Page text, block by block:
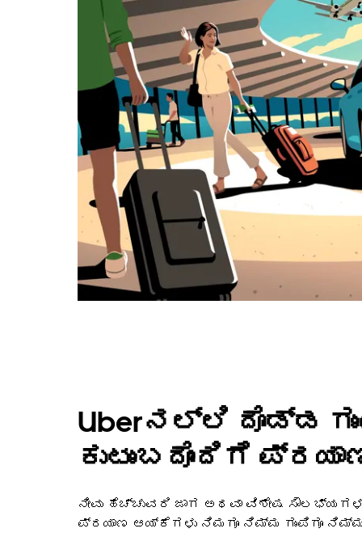
Uberನಲ್ಲಿ ದೊಡ್ಡ
ಕುಟುಂಬದೊಂದಿಗೆ
ನೀವು ಹೆಚ್ಚುವರಿ ಜಾಗ ಅಥವಾ ವಿಶೇಷ
ಪ್ರಯಾಣ ಆಯ್ಕೆಗಳು ನಿಮಗೂ ನಿಮ್ಮ ಗುಂಪಿಗೂ